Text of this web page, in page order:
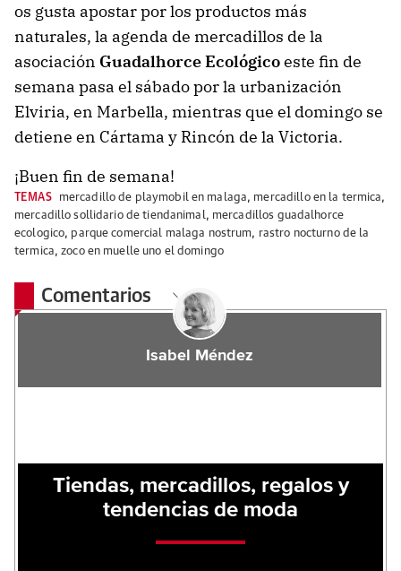
os gusta apostar por los productos más
naturales, la agenda de mercadillos de la
asociación Guadalhorce Ecológicoeste fin de
semana pasa el sábado por la urbanización
Elviria, en Marbella, mientras que el domingo se
detiene en Cártama y Rincón de la Victoria.
¡Buen fin de semana!
TEMAS mercadillo de playmobil en malaga, mercadillo en la termica,
mercadillo sollidario de tiendanimal, mercadillos guadalhorce
ecologico, parque comercial malaga nostrum, rastro nocturno de la
termica,zoco en muelle uno el domingo
Comentarios
Isabel Méndez
Tiendas, mercadillos, regalos y
tendencias de moda